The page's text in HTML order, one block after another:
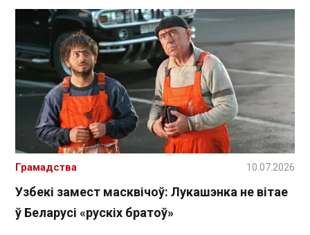
Узбекі замест масквічоў: Лукашэнка не вітае
ў Беларусі «рускіх братоў»
Грамадства 10.07.2026